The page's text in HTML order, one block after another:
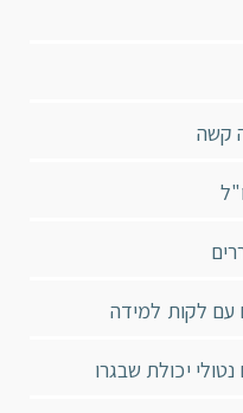
קשה
עם לקות למידה
יכולת שבגרו